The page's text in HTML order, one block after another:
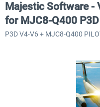
Majestic Software -
for MJC8-Q400 P3D
P3D V4-V6 + MJC8-Q400